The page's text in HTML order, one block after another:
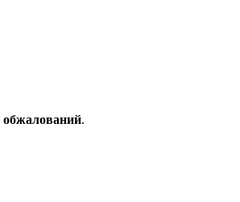
обжалований.